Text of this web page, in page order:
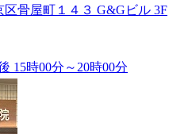
区骨屋町１４３ G&Gビル 3F
15時00分～20時00分